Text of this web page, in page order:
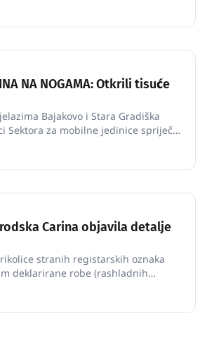
NA NOGAMA: Otkrili tisuće
Sektora za mobilne jedinice spriječili
cigareta i unosa gotovine.
Carina objavila detalje
stranih registarskih oznaka
deklarirane robe (rashladnih
kutije ispunjene s ukupno
za vodene lule.